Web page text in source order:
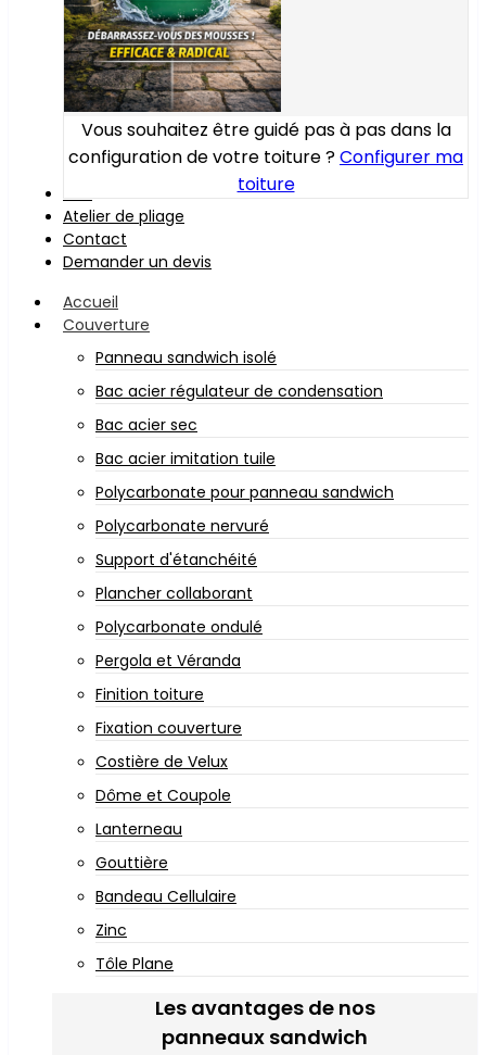
Vous souhaitez être guidé pas à pas dans la
configuration de votre toiture ?Configurer ma
toiture
Atelier de pliage
Contact
Demander un devis
Accueil
Couverture
Panneau sandwich isolé
Bac acier régulateur de condensation
Bac acier sec
Bac acier imitation tuile
Polycarbonate pour panneau sandwich
Polycarbonate nervuré
Support d'étanchéité
Plancher collaborant
Polycarbonate ondulé
Pergola et Véranda
Finition toiture
Fixation couverture
Costière de Velux
Dôme et Coupole
Lanterneau
Gouttière
Bandeau Cellulaire
Zinc
Tôle Plane
Les avantages de nos
panneaux sandwich